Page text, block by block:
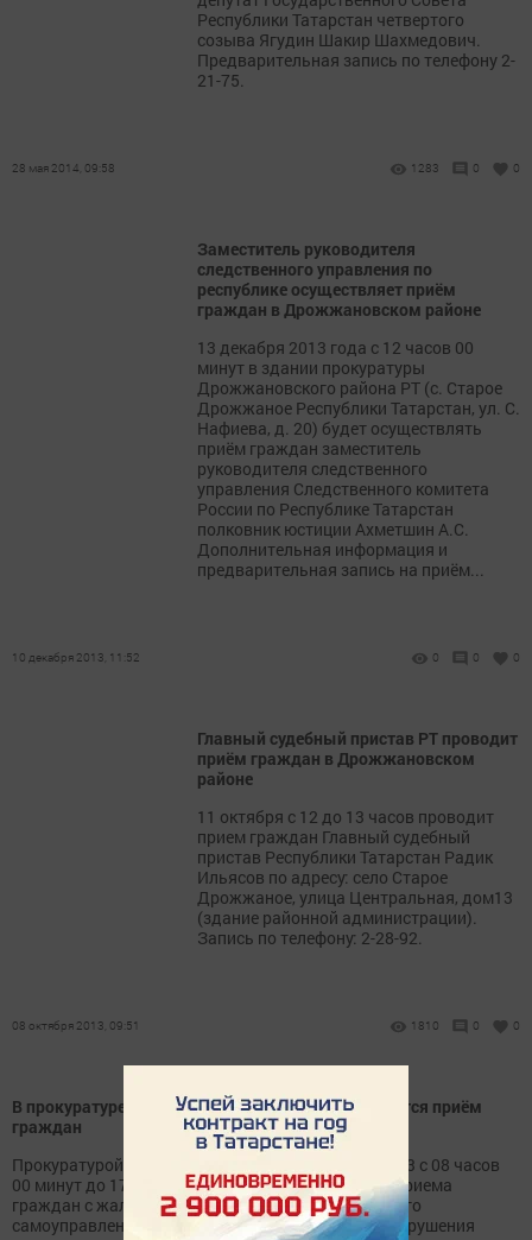
Республики Татарстан четвертого
созыва Ягудин Шакир Шахмедович.
Предварительная запись по телефону 2-
21-75.
28 мая 2014, 09:58 1283 0 0
Заместитель руководителя
следственного управления по
республике осуществляет приём
граждан в Дрожжановском районе
13 декабря 2013 года с 12 часов 00
минут в здании прокуратуры
Дрожжановского района РТ (с. Старое
Дрожжаное Республики Татарстан, ул. С.
Нафиева, д. 20) будет осуществлять
приём граждан заместитель
руководителя следственного
управления Следственного комитета
России по Республике Татарстан
полковник юстиции Ахметшин А.С.
Дополнительная информация и
предварительная запись на приём...
10 декабря 2013, 11:52 0 0 0
Главный судебный пристав РТ проводит
приём граждан в Дрожжановском
районе
11 октября с 12 до 13 часов проводит
прием граждан Главный судебный
пристав Республики Татарстан Радик
Ильясов по адресу: село Старое
Дрожжаное, улица Центральная, дом13
(здание районной администрации).
Запись по телефону: 2-28-92.
08 октября 2013, 09:51 1810 0 0
В прокуратуре Дрожжановского района проводится приём
граждан
Прокуратурой Дрожжановского района 08.10.2013 с 08 часов
00 минут до 17 часов 00 минут проводится день приема
граждан с жалобами на действия органов местного
самоуправления и их должностных лиц в части нарушения